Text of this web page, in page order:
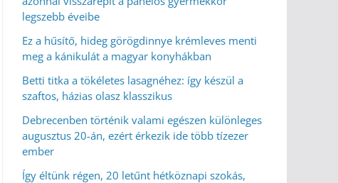
legszebb éveibe
Ez a hűsítő, hideg görögdinnye krémleves menti
meg a kánikulát a magyar konyhákban
Betti titka a tökéletes lasagnéhez: így készül a
szaftos, házias olasz klasszikus
Debrecenben történik valami egészen különleges
augusztus 20-án, ezért érkezik ide több tízezer
ember
Így éltünk régen, 20 letűnt hétköznapi szokás,